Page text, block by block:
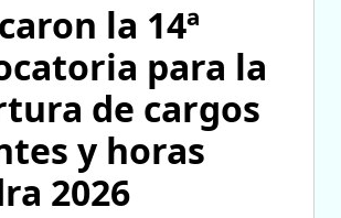
la 14ª
para la
de cargos
y horas
2026